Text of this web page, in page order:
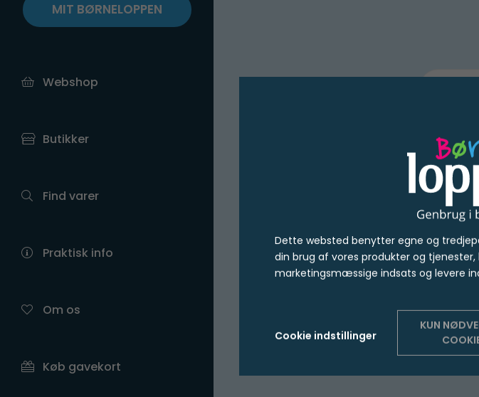
MIT BØRNELOPPEN
Webshop
Butikker
Find varer
Praktisk info
Om os
Køb gavekort
Dette websted benytter egne og
din brug af vores produkter og
marketingsmæssige indsats og levere
Cookie indstillinger
KUN